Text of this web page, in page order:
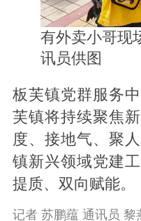
有外卖小哥现
讯员供图
板芙镇党群服务
芙镇将持续聚焦
度、接地气、聚
镇新兴领域党建
提质、双向赋能。
记者 苏鹏蕴 通讯员 黎